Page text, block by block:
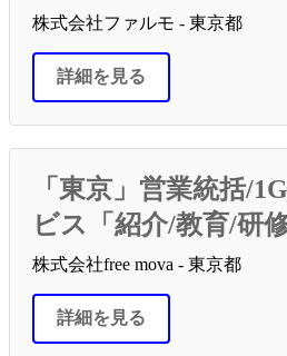
株式会社ファルモ - 東京都
詳細を見る
「東京」営業統括/
ビス「紹介/教育/研修
株式会社free mova - 東京都
詳細を見る